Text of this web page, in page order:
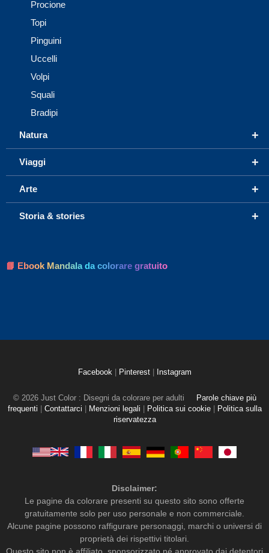
Procione
Topi
Pinguini
Uccelli
Volpi
Squali
Bradipi
+
Natura
+
Viaggi
+
Arte
+
Storia & stories
📘 Ebook Mandala da colorare gratuito
Facebook Pinterest Instagram
© 2026 Just Color : Disegni da colorare per adulti
Parole chiave più
frequenti
Contattarci Menzioni legali Politica sui cookie
Politica sulla
riservatezza
Disclaimer:
Le pagine da colorare presenti su questo sito sono offerte
gratuitamente solo per uso personale e non commerciale.
Alcune pagine possono raffigurare personaggi, marchi o universi di
proprietà dei rispettivi titolari.
Questo sito non è affiliato, sponsorizzato né approvato dai detentori